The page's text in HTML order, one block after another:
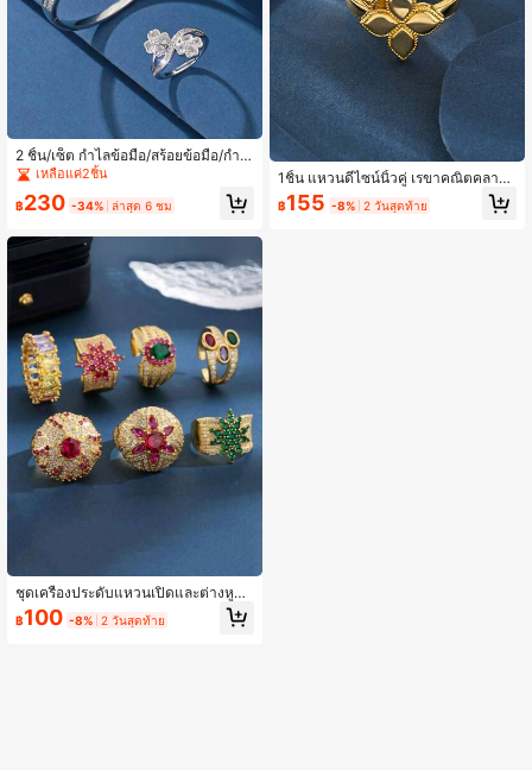
2 ชิ้น/เซ็ต กำไลข้อมือ/สร้อยข้อมือ/กำไ
ลสแตนเลส สีเงินชุบแพลตินัมสีทองแดง
ขึ้นรูปดอกThree-Leaf Clover ด้วยซิร
โคเนียสำหรับผู้หญิง เหมาะสำหรับงาน
รณ์เสริมใส่ประจำวัน
เหลือแค่2ชิ้น
฿230 -34% ล่าสุด 6 ชม
ชุดเครื่องประดับแหวนเปิดและต่างหูสำ
หรับสตรีเคลือบทองคำ 18K ประดับคริส
ตัลลักษณะหรูหราโบราณสไตล์และซิร์โ
฿100 -8% 2 วันสุดท้าย
1ชิ้น แหวนดีไซน์นิ้วคู่ เรขาคณิตคลาสสิ
ก 4 ใบคลอเวอร์ประดับซิร์โคเนีย, ขนา
ดใหญ่ชุบทองคำ 18 กะรัต เหมาะสำหรั
฿155 -8% 2 วันสุดท้าย